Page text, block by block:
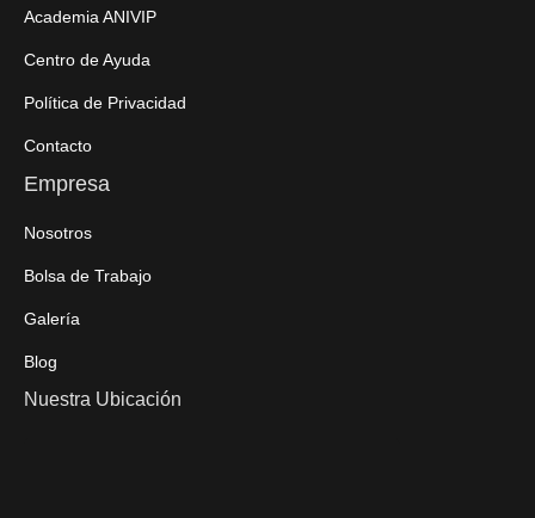
Academia ANIVIP
Centro de Ayuda
Política de Privacidad
Contacto
Empresa
Nosotros
Bolsa de Trabajo
Galería
Blog
Nuestra Ubicación